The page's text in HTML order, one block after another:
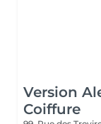
Version
Coiffure